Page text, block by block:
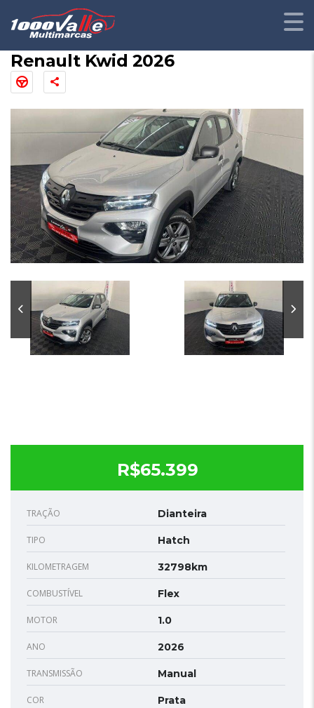
Renault Kwid 2026
R$65.399
TRAÇÃO Dianteira
TIPO Hatch
KILOMETRAGEM 32798km
COMBUSTÍVEL Flex
MOTOR 1.0
ANO 2026
TRANSMISSÃO Manual
COR Prata